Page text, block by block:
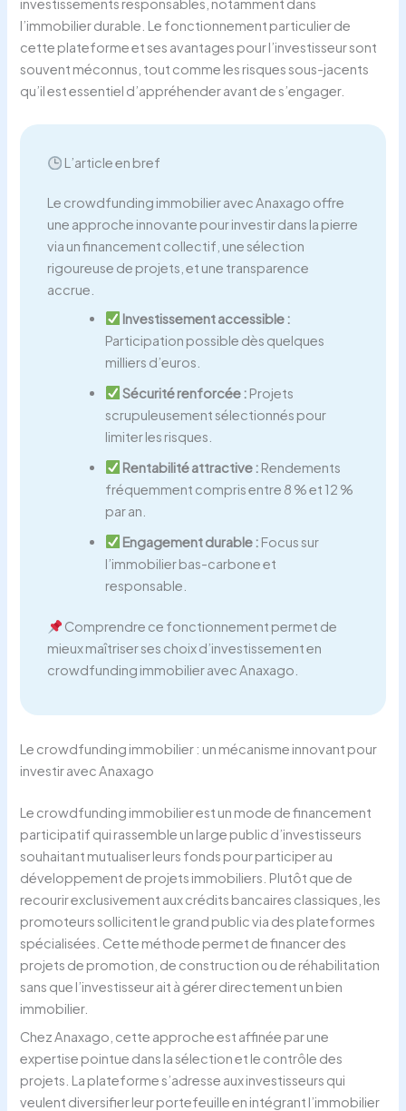
investissements responsables, notamment dans
l’immobilier durable. Le fonctionnement particulier de
cette plateforme et ses avantages pour l’investisseur sont
souvent méconnus, tout comme les risques sous-jacents
qu’il est essentiel d’appréhender avant de s’engager.
L’article en bref
Le crowdfunding immobilier avec Anaxago offre
une approche innovante pour investir dans la pierre
via un financement collectif, une sélection
rigoureuse de projets, et une transparence
accrue.
Investissement accessible :
Participation possible dès quelques
milliers d’euros.
Sécurité renforcée : Projets
scrupuleusement sélectionnés pour
limiter les risques.
Rentabilité attractive : Rendements
fréquemment compris entre 8 % et 12 %
par an.
Engagement durable : Focus sur
l’immobilier bas-carbone et
responsable.
Comprendre ce fonctionnement permet de
mieux maîtriser ses choix d’investissement en
crowdfunding immobilier avec Anaxago.
Le crowdfunding immobilier : un mécanisme innovant pour
investir avec Anaxago
Le crowdfunding immobilier est un mode de financement
participatif qui rassemble un large public d’investisseurs
souhaitant mutualiser leurs fonds pour participer au
développement de projets immobiliers. Plutôt que de
recourir exclusivement aux crédits bancaires classiques, les
promoteurs sollicitent le grand public via des plateformes
spécialisées. Cette méthode permet de financer des
projets de promotion, de construction ou de réhabilitation
sans que l’investisseur ait à gérer directement un bien
immobilier.
Chez Anaxago, cette approche est affinée par une
expertise pointue dans la sélection et le contrôle des
projets. La plateforme s’adresse aux investisseurs qui
veulent diversifier leur portefeuille en intégrant l’immobilier